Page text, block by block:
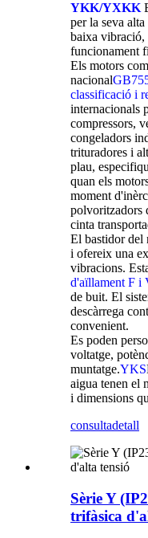
YKK/YXKK
per la seva
baixa vibració,
funcionament
Els motors
nacional
classificació i
internacionals
compressors,
congeladors
trituradores i
plau,
quan els
moment
polvoritzadors
cinta
El bastidor del
i ofereix una
vibracions.
d'aïllament F i
de buit. El
descàrrega
convenient.
Es poden
voltatge,
muntatge.YKS
aigua tenen el
i dimensions
consultadetall
Sèrie Y
trifàsica